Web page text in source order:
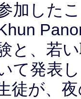
加した
と、若
て発表
徒が、